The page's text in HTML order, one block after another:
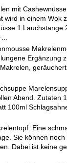
mit
wird in einem Wok
1 Lauchstange
Ergänzung
Abend. Zutaten
100ml
Eine
Sie können noch
Dabei ist keine